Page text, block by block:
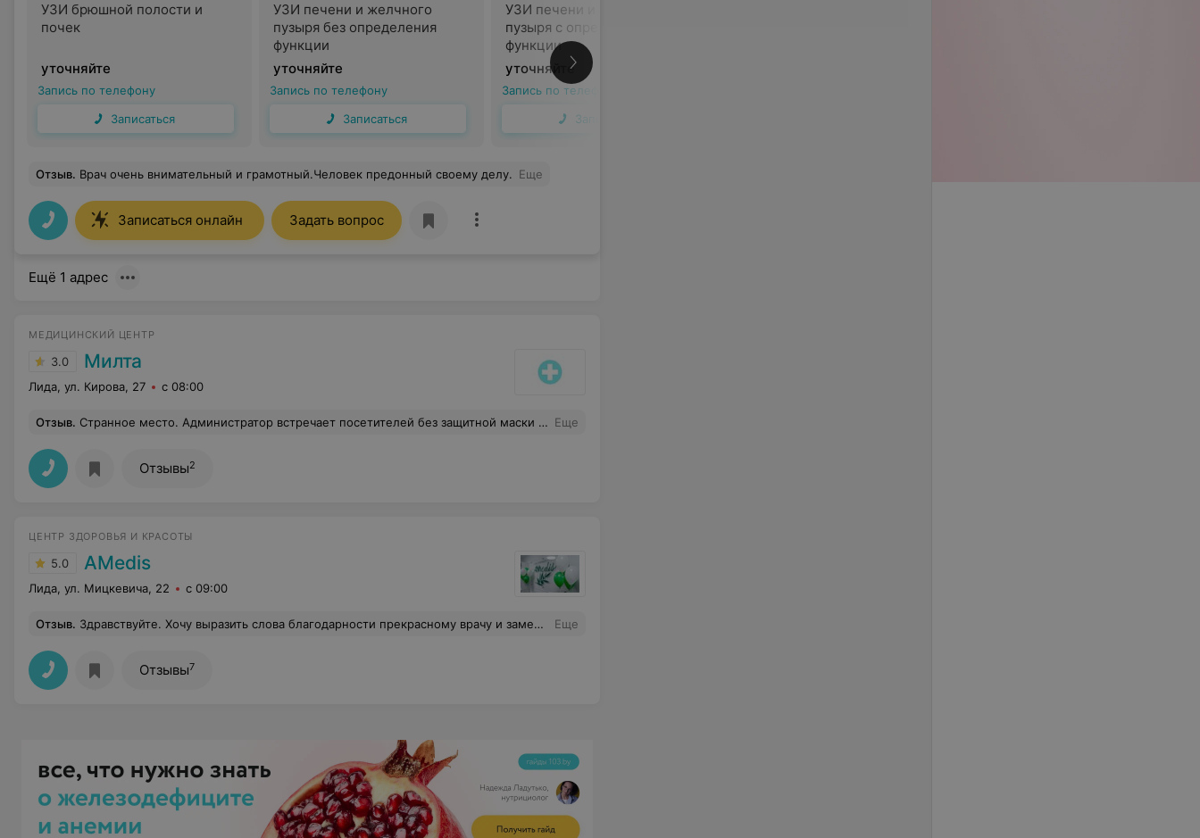
УЗИ брюшной полости и
почек
уточняйте
Запись по телефону
Записаться
УЗИ печени и желчного
пузыря без определения
функции
уточняйте
Запись по телефону
Записаться
УЗИ печени и желчного
пузыря с определением
функции
уточняйте
Запись по телефону
Записаться
Отзыв. Врач очень внимательный и грамотный.Человек предонный своему делу. Еще
Записаться онлайн Задать вопрос
Ещё 1 адрес
МЕДИЦИНСКИЙ ЦЕНТР
3.0 Милта
Лида, ул. Кирова, 27 с 08:00
Отзыв. Странное место. Администратор встречает посетителей без защитной маски (на фоне сообщений о индийском штамме коронавируса). За оказанную услугу даже чека не выдают. Врач Журавская Светлана ужасно прокалывает уши детям. На клиентов кричит, вместо того, чтобы нормально разговаривать, : "У ребёнка обычная истерика, Держите её силой, сейчас будем прокалывать второе ухо"... ‍♀️ Еще
Отзывы2
ЦЕНТР ЗДОРОВЬЯ И КРАСОТЫ
5.0 AMedis
Лида, ул. Мицкевича, 22 с 09:00
Отзыв. Здравствуйте. Хочу выразить слова благодарности прекрасному врачу и замечательному человеку Е.И. уже 4 года наблюдаюсь в "Амедис ". Пришёл сюда ещё школьником на подбр ночных линз. Елена Ивановна-профессионал своего дела (первый подбор для моих глаз оказался не таким и простым), внимательная, доброжелательная, все понятно разъясняет. А ещё-это врач, который на связи 24/7 со своими пациентами (проверено лично). И теперь уже студентом на осмотры приезжаю только к ней. Рекомендую. Еще
Отзывы7